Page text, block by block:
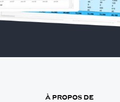
À PROPOS DE